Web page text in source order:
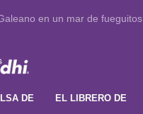
en un mar de fueguitos
DE EL LIBRERO DE